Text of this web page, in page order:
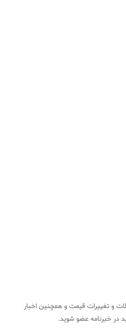
و تغییرات قیمت و همچنین اخبار
در خبرنامه عضو شوید.